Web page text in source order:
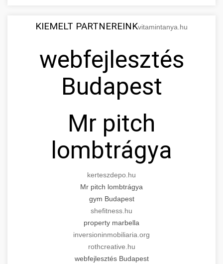
KIEMELT PARTNEREINKvitamintanya.hu
webfejlesztés
Budapest
Mr pitch
lombtrágya
kerteszdepo.hu
Mr pitch lombtrágya
gym Budapest
shefitness.hu
property marbella
inversioninmobiliaria.org
rothcreative.hu
webfejlesztés Budapest